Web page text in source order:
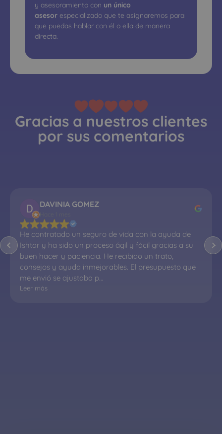
y asesoramiento con un único
asesor especializado que te asignaremos para
que puedas hablar con él o ella de manera
directa.
Gracias a nuestros clientes
por sus comentarios
DAVINIA GOMEZ
He contratado un seguro de vida con la ayuda de
Ishtar y ha sido un proceso ágil y fácil gracias a su
buen hacer y paciencia. He recibido un trato,
consejos y ayuda inmejorables. El presupuesto que
me envió se ajustaba p…
Leer más